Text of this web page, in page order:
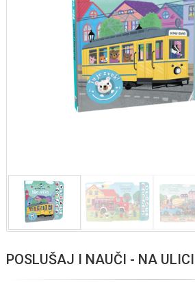
POSLUŠAJ I NAUČI - NA ULICI